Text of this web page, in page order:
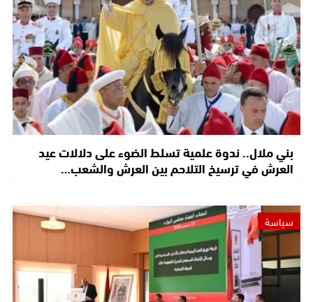
بني ملال.. ندوة علمية تسلط الضوء على دلالات عيد
العرش في ترسيخ التلاحم بين العرش والشعب…
سياسة